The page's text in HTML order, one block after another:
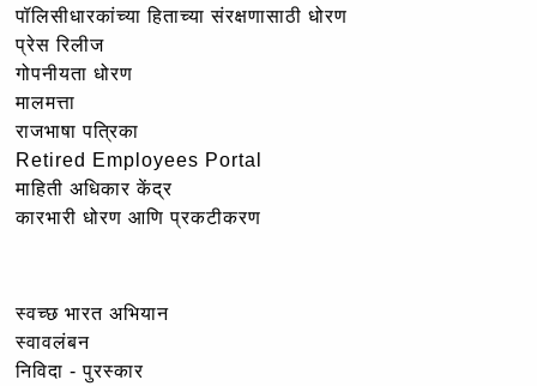
पॉलिसीधारकांच्या हिताच्या संरक्षणासाठी धोरण
प्रेस रिलीज
गोपनीयता धोरण
मालमत्ता
राजभाषा पत्रिका
Retired Employees Portal
माहिती अधिकार केंद्र
कारभारी धोरण आणि प्रकटीकरण
स्वच्छ भारत अभियान
स्वावलंबन
निविदा - पुरस्कार